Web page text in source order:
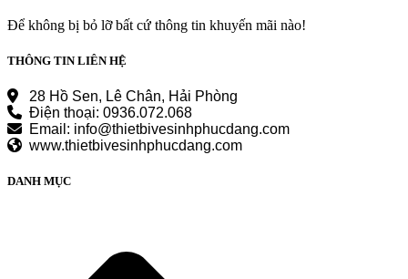
Để không bị bỏ lỡ bất cứ thông tin khuyến mãi nào!
THÔNG TIN LIÊN HỆ
28 Hồ Sen, Lê Chân, Hải Phòng
Điện thoại: 0936.072.068
Email: info@thietbivesinhphucdang.com
www.thietbivesinhphucdang.com
DANH MỤC